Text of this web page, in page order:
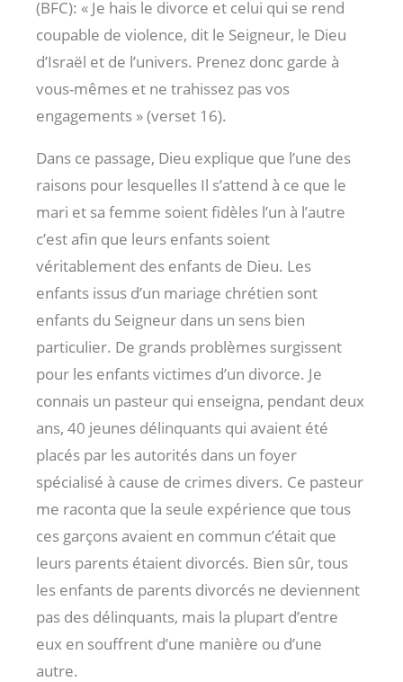
(BFC): « Je hais le divorce et celui qui se rend
coupable de violence, dit le Seigneur, le Dieu
d’Israël et de l’univers. Prenez donc garde à
vous-mêmes et ne trahissez pas vos
engagements » (verset 16).
Dans ce passage, Dieu explique que l’une des
raisons pour lesquelles Il s’attend à ce que le
mari et sa femme soient fidèles l’un à l’autre
c’est afin que leurs enfants soient
véritablement des enfants de Dieu. Les
enfants issus d’un mariage chrétien sont
enfants du Seigneur dans un sens bien
particulier. De grands problèmes surgissent
pour les enfants victimes d’un divorce. Je
connais un pasteur qui enseigna, pendant deux
ans, 40 jeunes délinquants qui avaient été
placés par les autorités dans un foyer
spécialisé à cause de crimes divers. Ce pasteur
me raconta que la seule expérience que tous
ces garçons avaient en commun c’était que
leurs parents étaient divorcés. Bien sûr, tous
les enfants de parents divorcés ne deviennent
pas des délinquants, mais la plupart d’entre
eux en souffrent d’une manière ou d’une
autre.